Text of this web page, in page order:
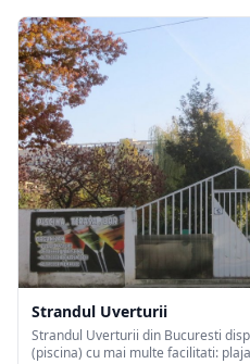
Strandul Uverturii
Strandul Uverturii din Bucuresti
(piscina) cu mai multe facilitati: